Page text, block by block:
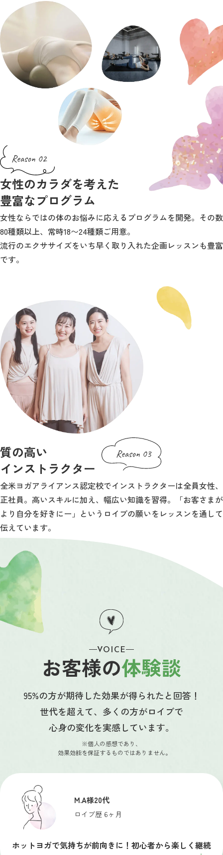
女性のカラダを考えた
豊富なプログラム
女性ならではの体のお悩みに応えるプログラムを開発。その数
80種類以上、常時18〜24種類ご用意。
流行のエクササイズをいち早く取り入れた企画レッスンも豊富
です。
質の高い
インストラクター
全米ヨガアライアンス認定校でインストラクターは全員女性、
正社員。高いスキルに加え、幅広い知識を習得。「お客さまが
より自分を好きにー」というロイブの願いをレッスンを通して
伝えています。
VOICE
お客様の体験談
95%の方が期待した効果が得られたと回答！
世代を超えて、多くの方がロイブで
心身の変化を実感しています。
個人の感想であり、
効果効能を保証するものではありません。
M.A様20代
ロイブ歴 6ヶ月
ホットヨガで気持ちが前向きに！初心者から楽しく継続